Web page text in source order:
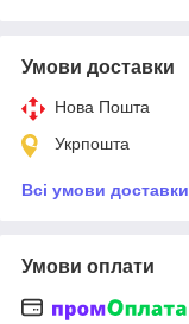
Умови доставки
Нова Пошта
Укрпошта
Всі умови доставки
Умови оплати